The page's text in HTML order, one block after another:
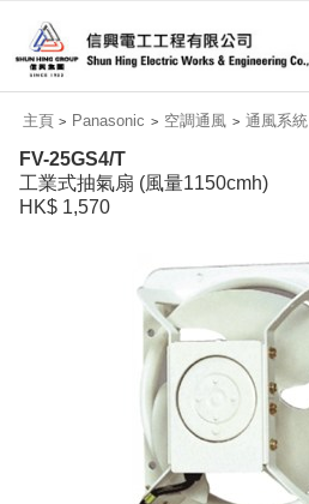
主頁 > Panasonic > 空調通風 > 通風系統
FV-25GS4/T
工業式抽氣扇 (風量1150cmh)
HK$ 1,570